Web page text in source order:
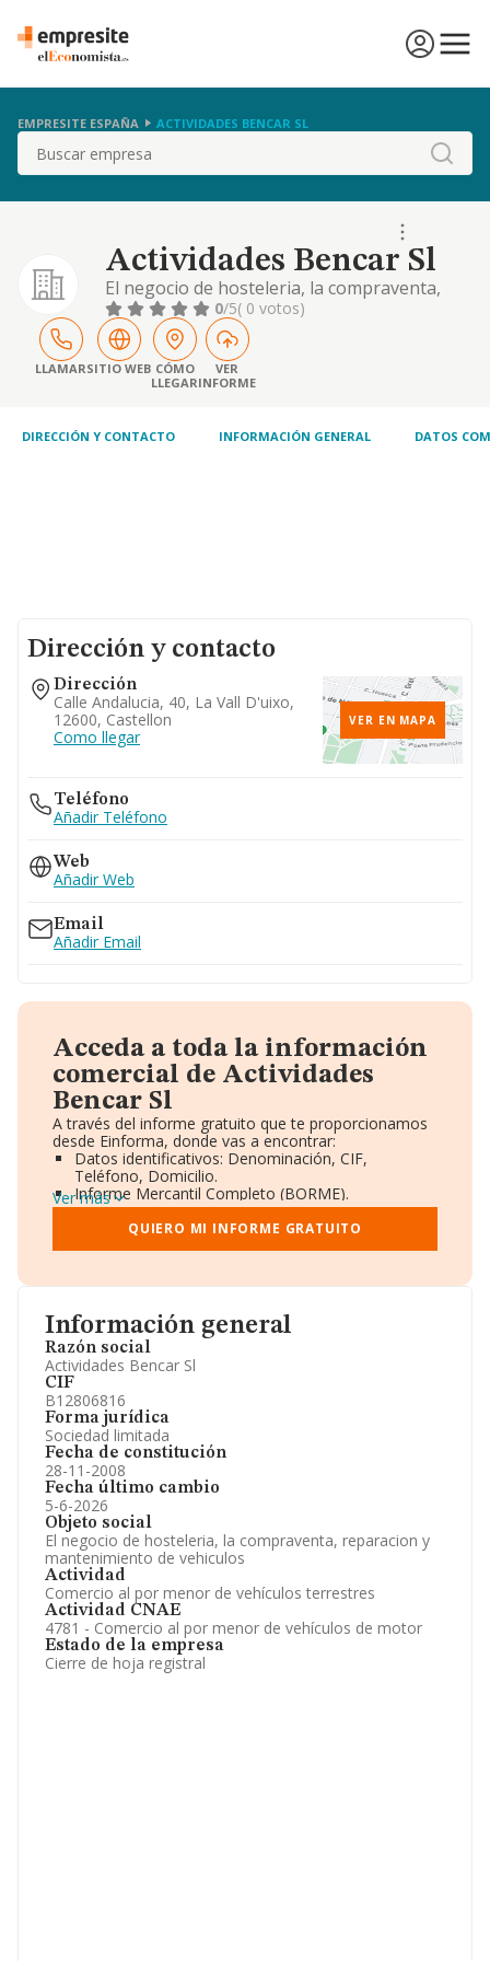
EMPRESITE ESPAÑA ACTIVIDADES BENCAR SL
Buscar
Actividades Bencar Sl
El negocio de hosteleria, la compraventa,
reparacion y mantenimiento de vehiculos
0/5( 0 votos)
LLAMARSITIO WEB CÓMO
LLEGAR
VER
INFORME
DIRECCIÓN Y CONTACTO INFORMACIÓN GENERAL DATOS
Información general
Razón social
Actividades Bencar Sl
CIF
B12806816
Forma jurídica
Sociedad limitada
Fecha de constitución
28-11-2008
Fecha último cambio
5-6-2026
Objeto social
El negocio de hosteleria, la compraventa, reparacion y
mantenimiento de vehiculos
Actividad
Comercio al por menor de vehículos terrestres
Actividad CNAE
4781 - Comercio al por menor de vehículos de motor
Estado de la empresa
Cierre de hoja registral
Dirección y contacto
Dirección
Calle Andalucia, 40, La Vall D'uixo,
12600, Castellon
Como llegar
VER EN MAPA
Teléfono
Añadir Teléfono
Web
Añadir Web
Email
Añadir Email
Acceda a toda la información
comercial de Actividades
Bencar Sl
A través del informe gratuito que te proporcionamos
desde Einforma, donde vas a encontrar:
Datos identificativos: Denominación, CIF,
Teléfono, Domicilio.
Informe Mercantil Completo (BORME).
Gráficos de Evolución Ventas y Empleados.
Consejo de Administración y Administradores.
Directivos y Ejecutivos.
Información oficial y registral complementaria.
Ver más
QUIERO MI INFORME GRATUITO